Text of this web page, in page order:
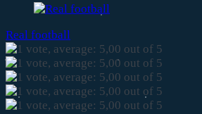
Real football